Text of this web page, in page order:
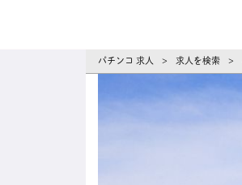
パチンコ 求人 > 求人を検索 >